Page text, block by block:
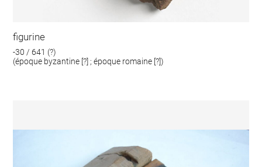
figurine
-30 / 641 (?)
(époque byzantine [?] ; époque romaine [?])